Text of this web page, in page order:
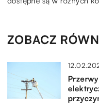
ZOBACZ